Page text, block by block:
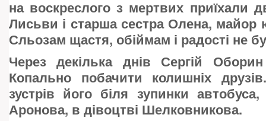
на воскреслого з мертвих приїхали
Лисьви і старша сестра Олена, майор
Сльозам щастя, обіймам і радості не
Через декілька днів Сергій
Копально побачити колишніх
зустрів його біля зупинки
Аронова, в дівоцтві Шелковникова.